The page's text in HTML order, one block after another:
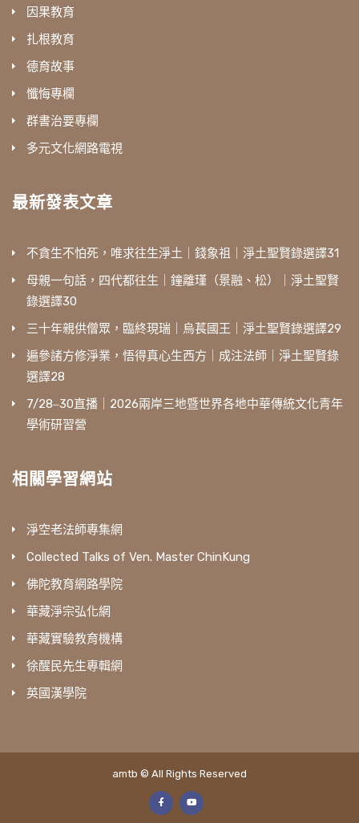
因果教育
扎根教育
德育故事
懺悔專欄
群書治要專欄
多元文化網路電視
最新發表文章
不貪生不怕死，唯求往生淨土｜錢象祖｜淨土聖賢錄選譯31
母親一句話，四代都往生｜鐘離瑾（景融、松）｜淨土聖賢
錄選譯30
三十年親供僧眾，臨終現瑞｜烏萇國王｜淨土聖賢錄選譯29
遍參諸方修淨業，悟得真心生西方｜成注法師｜淨土聖賢錄
選譯28
7/28‒30直播｜2026兩岸三地暨世界各地中華傳統文化青年
學術研習營
相關學習網站
淨空老法師專集網
Collected Talks of Ven. Master ChinKung
佛陀教育網路學院
華藏淨宗弘化網
華藏實驗教育機構
徐醒民先生專輯網
英國漢學院
amtb © All Rights Reserved